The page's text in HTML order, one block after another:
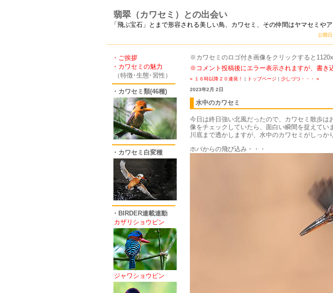
翡翠（カワセミ）との出会い
「飛ぶ宝石」とまで形容される美しい鳥、カワセミ、その仲間はヤマセミや
公開
・ご挨拶
・カワセミの魅力
（特徴･生態･習性）
・カワセミ類(46種)
・カワセミ白変種
・BIRDER連載連動
カザリショウビン
ジャワショウビン
※カワセミのロゴ付き画像をクリックすると
※コメント投稿後にエラー表示されますが、書き
« １６時以降２０連発！ | トップページ | 少しづつ・・・ »
2023年2月 2日
水中のカワセミ
今日は終日強い北風だったので、カワセミ散歩は
像をチェックしていたら、面白い瞬間を捉えてい
川底まで透かしますが、水中のカワセミがしっか
ホバからの飛び込み・・・